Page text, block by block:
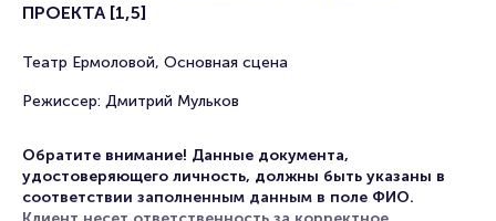
ПРОЕКТА [1,5]
Театр Ермоловой, Основная сцена
Режиссер: Дмитрий Мульков
Обратите внимание! Данные документа,
удостоверяющего личность, должны быть указаны в
соответствии заполненным данным в поле ФИО.